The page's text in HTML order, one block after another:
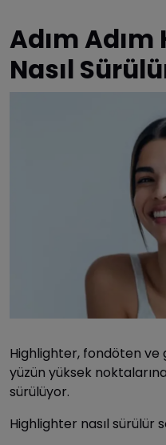
Adım
Nasıl
Highlighter, fondöten ve
yüzün yüksek
sürülüyor.
Highlighter nasıl sürülür